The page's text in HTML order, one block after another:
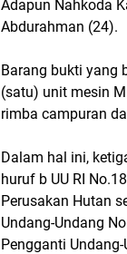
Adapun Nahkoda
Abdurahman (24).
Barang bukti yang
(satu) unit mesin
rimba campuran
Dalam hal ini,
huruf b UU RI
Perusakan Hutan
Undang-Undang
Pengganti